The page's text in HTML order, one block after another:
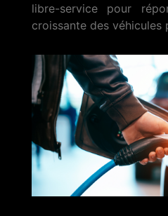
libre-service pour
croissante des véhicules